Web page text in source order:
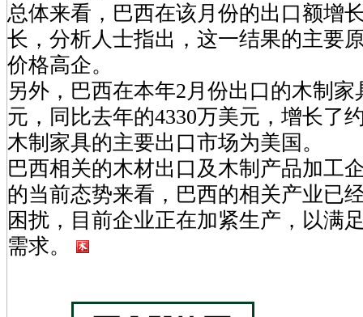
总体来看，巴西在该月份的出口额增
长，分析人士指出，这一结果的主要
价格高企。
另外，巴西在本年2月份出口的木制家
元，同比去年的4330万美元，增长
木制家具的主要出口市场为美国。
巴西相关的木材出口及木制产品加工
的当前态势来看，巴西的相关产业已
困扰，目前企业正在加紧生产，以满
需求。